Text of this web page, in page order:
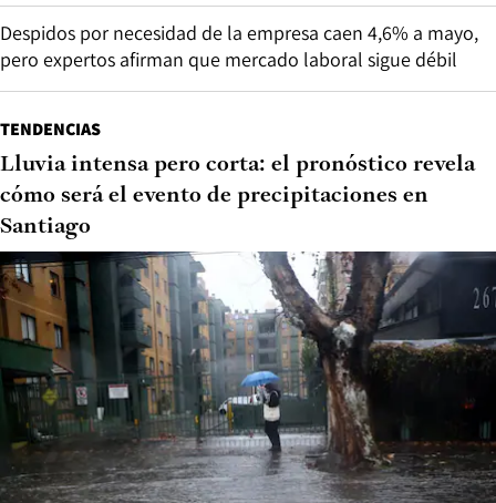
Despidos por necesidad de la empresa caen 4,6% a mayo,
pero expertos afirman que mercado laboral sigue débil
TENDENCIAS
Lluvia intensa pero corta: el pronóstico revela
cómo será el evento de precipitaciones en
Santiago